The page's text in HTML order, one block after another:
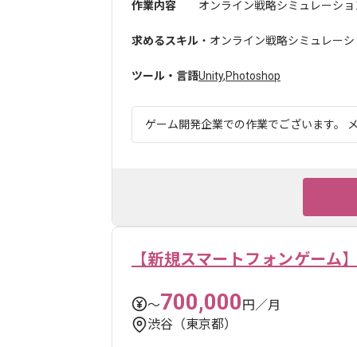
作業内容 オンライン戦略シミュレーシ
求めるスキル ・オンライン戦略シミュレー
ツール・言語Unity,Photoshop
ゲーム開発企業での作業でございます。
【新規スマートフォンゲーム
〜700,000円／月
渋谷（東京都）